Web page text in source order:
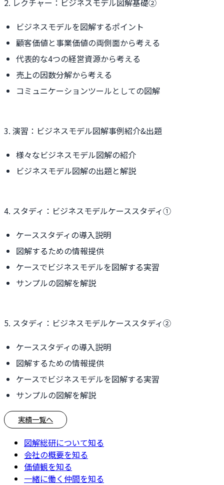
ビジネスモデルを図解するポイント
顧客価値と事業価値の両側面から考える
代表的な4つの経営資源から考える
売上の因数分解から考える
コミュニケーションツールとしての図解
3. 演習：ビジネスモデル図解事例紹介&出題
様々なビジネスモデル図解の紹介
ビジネスモデル図解の出題と解説
4. スタディ：ビジネスモデルケーススタディ①
ケーススタディの導入説明
図解するための情報提供
ケースでビジネスモデルを図解する実習
サンプルの図解を解説
5. スタディ：ビジネスモデルケーススタディ②
ケーススタディの導入説明
図解するための情報提供
ケースでビジネスモデルを図解する実習
サンプルの図解を解説
実績一覧へ
図解総研について知る
会社の概要を知る
価値観を知る
一緒に働く仲間を知る